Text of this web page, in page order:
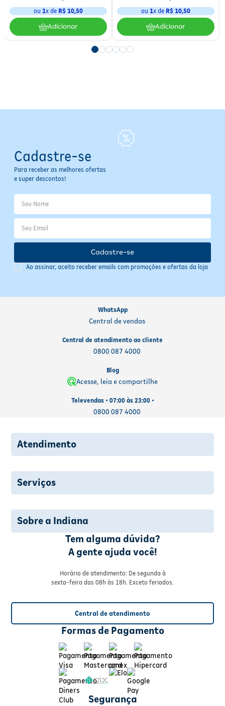
Volume:350 ml (shampoo) + 175 ml (condicionador)
Tipo de Produto:Shampoo e Condicionador
Área de Aplicação:
Cabelos
Modo de Uso:Uso diário
ou 1x de R$ 10,50
Adicionar
ou 1x de R$ 10,50
Adicionar
Cadastre-se
Para receber as melhores ofertas
e super descontos!
Ao assinar, aceito receber emails com promoções e ofertas da loja
Cadastre-se
WhatsApp
Central de vendas
Central de atendimento ao cliente
0800 087 4000
Blog
Acesse, leia e compartilhe
Televendas • 07:00 às 23:00 •
0800 087 4000
Atendimento
Serviços
Sobre a Indiana
Tem alguma dúvida?
A gente ajuda você!
Horário de atendimento: De segunda à
sexta-feira das 08h às 18h. Exceto feriados.
Central de atendimento
Formas de Pagamento
Segurança